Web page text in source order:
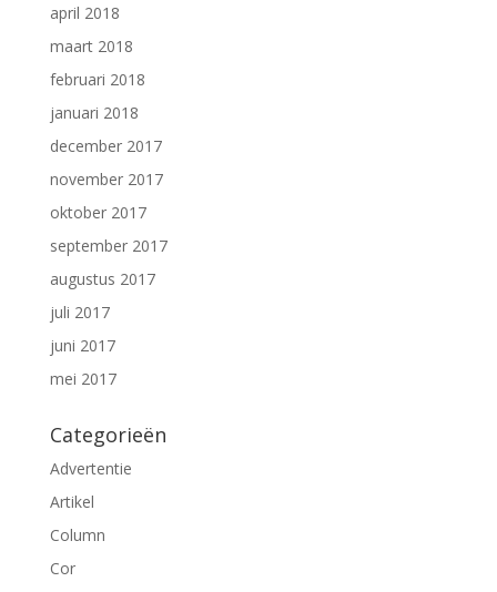
april 2018
maart 2018
februari 2018
januari 2018
december 2017
november 2017
oktober 2017
september 2017
augustus 2017
juli 2017
juni 2017
mei 2017
Categorieën
Advertentie
Artikel
Column
Cor